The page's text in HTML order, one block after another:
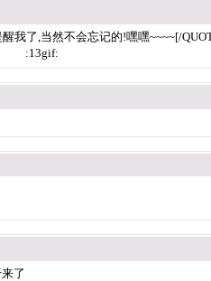
我了,当然不会忘记的!嘿嘿~~~~[/
！ :13gif:
了